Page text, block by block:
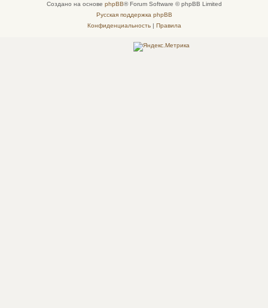
Создано на основе phpBB® Forum Software © phpBB Limited
Русская поддержка phpBB
Конфиденциальность| Правила